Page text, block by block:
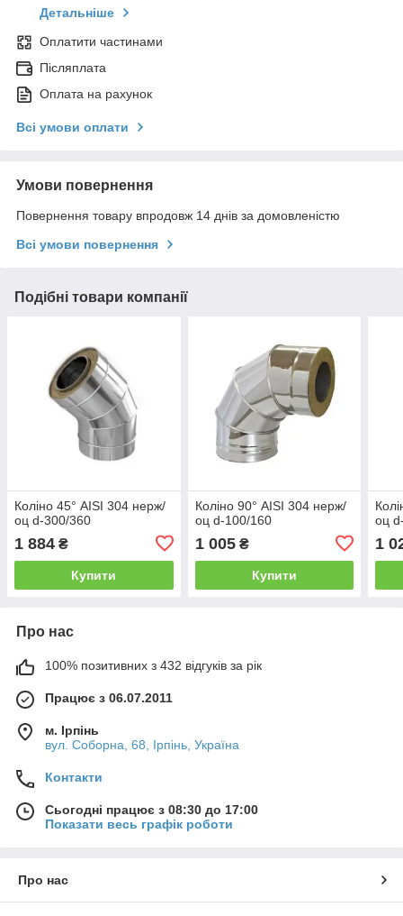
Детальніше
Оплатити частинами
Післяплата
Оплата на рахунок
Всі умови оплати
Умови повернення
Повернення товару впродовж 14 днів за домовленістю
Всі умови повернення
Подібні товари компанії
Коліно 45° AISI 304 нерж/
оц d-300/360
1 884 ₴
Купити
Коліно 90° AISI 304 нерж/
оц d-100/160
1 005₴
Купити
оц
1
Про нас
100% позитивних з 432 відгуків за рік
Працює з 06.07.2011
м. Ірпінь
вул. Соборна, 68, Ірпінь, Україна
Контакти
Сьогодні працює з 08:30 до 17:00
Показати весь графік роботи
Про нас